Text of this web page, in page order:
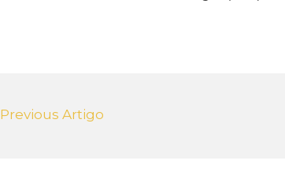
Previous Artigo